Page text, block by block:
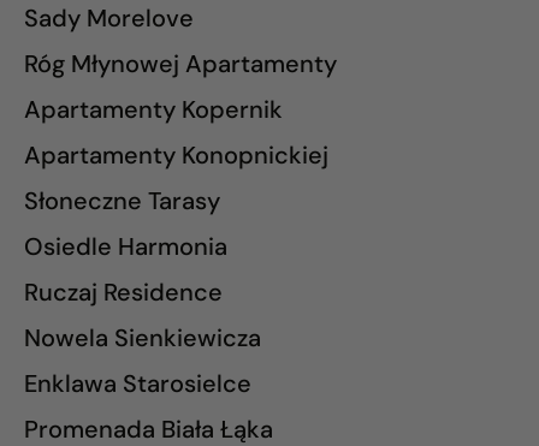
Sady Morelove
Róg Młynowej Apartamenty
Apartamenty Kopernik
Apartamenty Konopnickiej
Słoneczne Tarasy
Osiedle Harmonia
Ruczaj Residence
Nowela Sienkiewicza
Enklawa Starosielce
Promenada Biała Łąka